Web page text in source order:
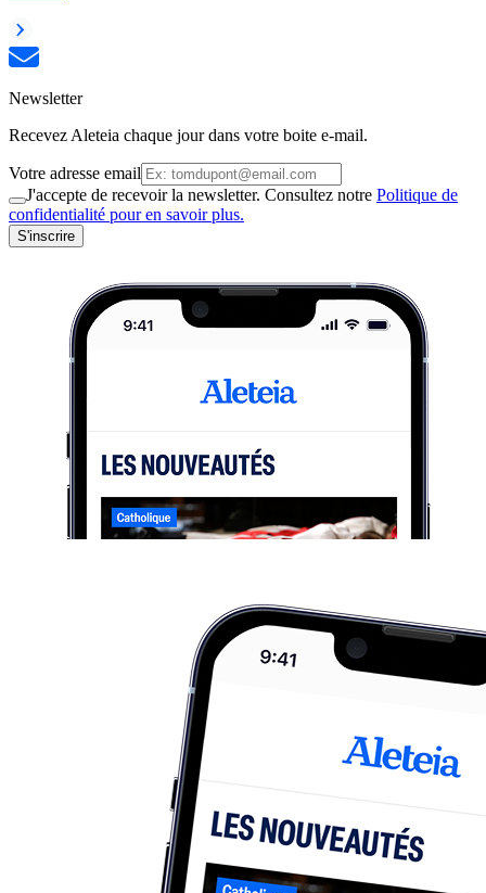
Newsletter
Recevez Aleteia chaque jour dans votre boite e-mail.
Votre adresse email
J'accepte de recevoir la newsletter. Consultez notre Politique de
confidentialité pour en savoir plus.
S'inscrire